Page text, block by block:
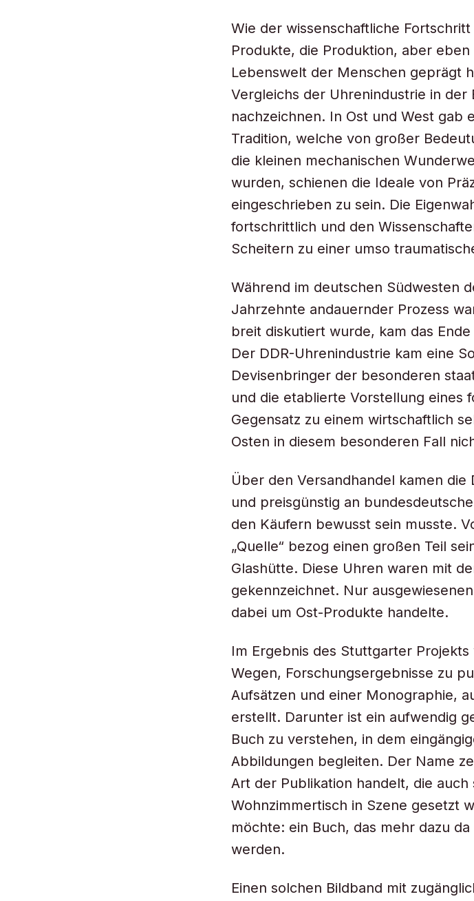
Wie der wissenschaftliche
Produkte, die Produktion, aber
Lebenswelt der Menschen geprägt
Vergleichs der Uhrenindustrie in
nachzeichnen. In Ost und West gab
Tradition, welche von großer
die kleinen mechanischen
wurden, schienen die Ideale von
eingeschrieben zu sein. Die
fortschrittlich und den
Scheitern zu einer umso
Während im deutschen Südwesten
Jahrzehnte andauernder Prozess
breit diskutiert wurde, kam das
Der DDR-Uhrenindustrie kam eine
Devisenbringer der besonderen
und die etablierte Vorstellung eines
Gegensatz zu einem wirtschaftlich
Osten in diesem besonderen Fall
Über den Versandhandel kamen
und preisgünstig an
den Käufern bewusst sein musste.
„Quelle“ bezog einen großen Teil
Glashütte. Diese Uhren waren mit
gekennzeichnet. Nur
dabei um Ost-Produkte handelte.
Im Ergebnis des Stuttgarter
Wegen, Forschungsergebnisse zu
Aufsätzen und einer Monographie,
erstellt. Darunter ist ein aufwendig
Buch zu verstehen, in dem
Abbildungen begleiten. Der Name
Art der Publikation handelt, die
Wohnzimmertisch in Szene gesetzt
möchte: ein Buch, das mehr dazu
werden.
Einen solchen Bildband mit